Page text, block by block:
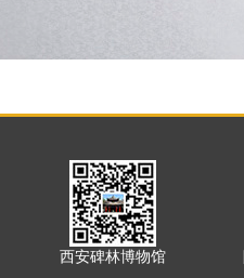
西安碑林博物馆